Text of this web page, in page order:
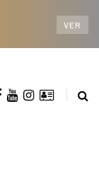
VER